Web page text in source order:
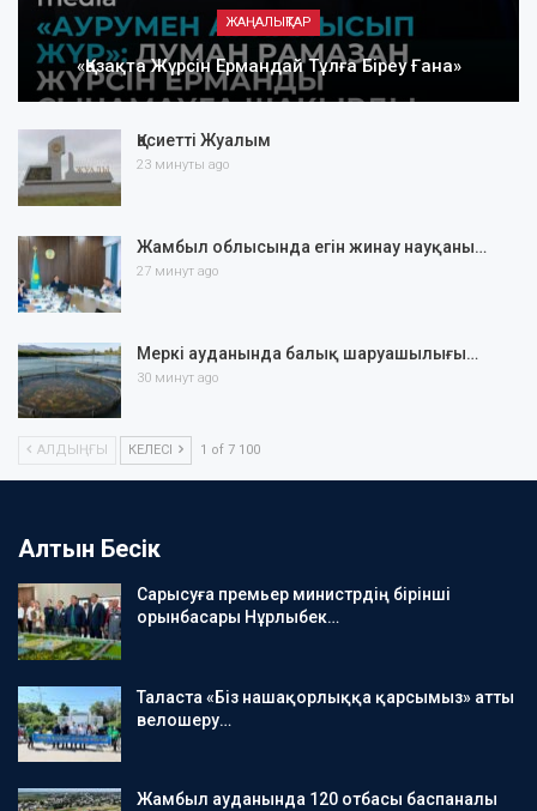
ЖАҢАЛЫҚТАР
«Қазақта Жүрсін Ермандай Тұлға Біреу Ғана»
Қасиетті Жуалым
23 минуты ago
Жамбыл облысында егін жинау науқаны…
27 минут ago
Меркі ауданында балық шаруашылығы…
30 минут ago
АЛДЫҢҒЫ КЕЛЕСІ 1 of 7 100
Алтын Бесік
Сарысуға премьер министрдің бірінші
орынбасары Нұрлыбек…
Таласта «Біз нашақорлыққа қарсымыз» атты
велошеру…
Жамбыл ауданында 120 отбасы баспаналы